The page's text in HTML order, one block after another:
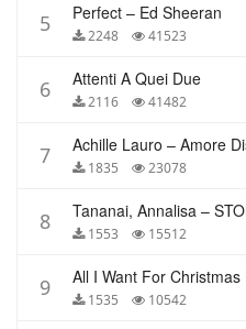
5 Perfect – Ed Sheeran
2248 41523
6 Attenti A Quei Due
2116 41482
7 1835 23078
8 1553 15512
9 1535 10542